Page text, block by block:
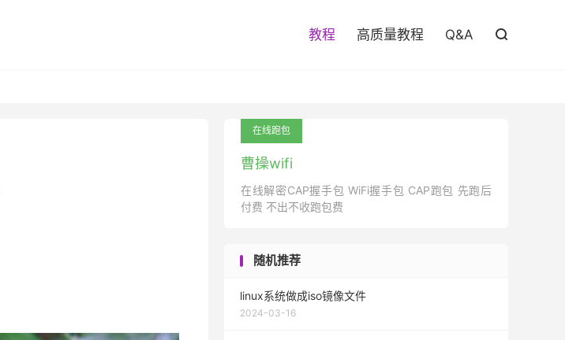
教程 高质量教程 Q&A 
在线跑包
曹操wifi
在线解密CAP握手包 WiFi握手包 CAP跑包 先跑后
付费 不出不收跑包费
随机推荐
linux系统做成iso镜像文件
2024-03-16